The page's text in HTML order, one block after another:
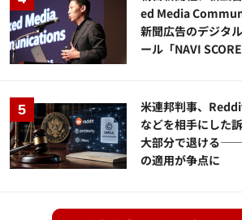
ed Media
新聞広告のデジタ
ール「NAVI
米連邦判事、
などを相手にした
大部分で退ける
の適用が争点に